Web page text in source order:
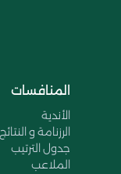
المنافسات
الأندية
الرزنامة و النتائج
جدول الترتيب
الملاعب